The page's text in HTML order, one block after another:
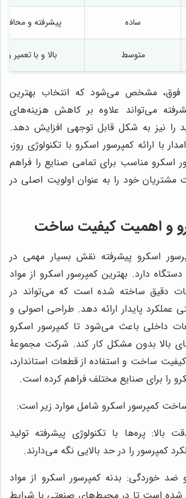
ساده پیشرفته و
متوسط بالا و با تعمیر
فوق، مشخص می‌شود که انتخاب بهترین
می‌تواند علاوه بر کاهش هزینه‌های
را نیز به شکل قابل توجهی افزایش دهد.
با ارائه کمپرسور اسکرو با تکنولوژی روز،
اسکرو مناسب برای تمامی صنایع را فراهم
خود را به عنوان اولویت اصلی در
و اهمیت کیفیت ساخت
اسکرو پیشرفته نقش بسیار مهمی در
دارد. بهترین کمپرسور اسکرو از مواد
دقیق ساخته شده است که می‌تواند در
پایدار ارائه دهد. طراحی اصولی و
داخلی باعث می‌شود تا کمپرسور اسکرو
بالا بدون مشکل کار کند. شرکت مجموعۀ
کیفیت ساخت و استفاده از قطعات استاندارد،
را برای صنایع مختلف فراهم کرده است.
کمپرسور اسکرو شامل موارد زیر است:
بالا: پره‌ها با تکنولوژی پیشرفته تولید
کمپرسور را در حد بالایی نگه می‌دارند.
ضد خوردگی: بدنه کمپرسور اسکرو از مواد